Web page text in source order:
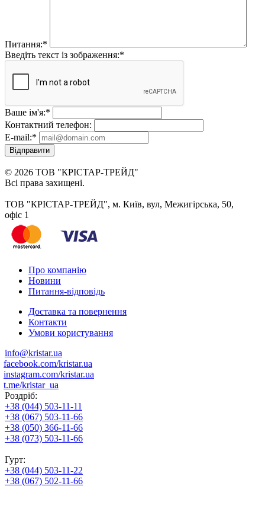
Питання:*
Введіть текст із зображення:*
Ваше ім'я:*
Контактний телефон:
E-mail:*
Відправити
© 2026 ТОВ "КРІСТАР-ТРЕЙД"
Всі права захищені.
ТОВ "КРІСТАР-ТРЕЙД", м. Київ, вул, Межигірська, 50,
офіс 1
Про компанію
Новини
Питання-відповідь
Доставка та повернення
Контакти
Умови користування
info@kristar.ua
facebook.com/kristar.ua
instagram.com/kristar.ua
t.me/kristar_ua
Роздріб:
+38 (044) 503-11-11
+38 (067) 503-11-66
+38 (050) 366-11-66
+38 (073) 503-11-66
Гурт:
+38 (044) 503-11-22
+38 (067) 502-11-66